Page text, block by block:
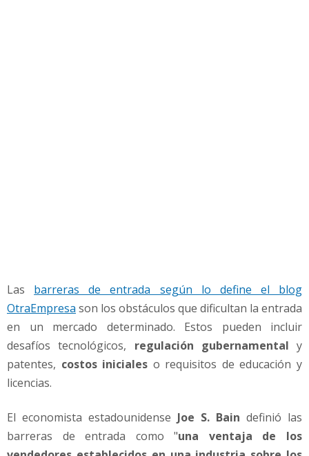
a
d
o
?
Las barreras de entrada según lo define el blog
OtraEmpresa son los obstáculos que dificultan la entrada
en un mercado determinado. Estos pueden incluir
desafíos tecnológicos, regulación gubernamental y
patentes, costos iniciales o requisitos de educación y
licencias.
El economista estadounidense Joe S. Bain definió las
barreras de entrada como "una ventaja de los